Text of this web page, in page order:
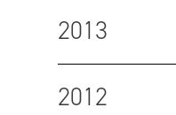
2013
2012